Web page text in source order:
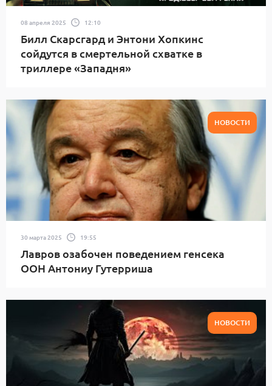
08 апреля 2025 12:10
Билл Скарсгард и Энтони Хопкинс
сойдутся в смертельной схватке в
триллере «Западня»
НОВОСТИ
30 марта 2025 19:55
Лавров озабочен поведением генсека
ООН Антониу Гутерриша
НОВОСТИ